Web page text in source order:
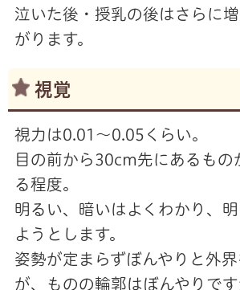
泣いた後・授乳の後はさらに
がります。
視覚
視力は0.01～0.05くらい。
目の前から30cm先にあるもの
る程度。
明るい、暗いはよくわかり、
ようとします。
姿勢が定まらずぼんやりと外
が、ものの輪郭はぼんやりで